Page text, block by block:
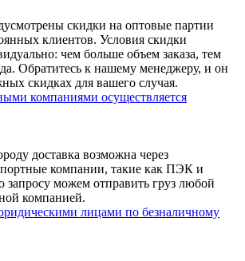
скидки на оптовые партии
клиентов. Условия скидки
чем больше объем заказа, тем
Обратитесь к нашему менеджеру, и он
скидках для вашего случая.
компаниями осуществляется
доставка возможна через
компании, такие как ПЭК и
можем отправить груз любой
компанией.
лицами по безналичному